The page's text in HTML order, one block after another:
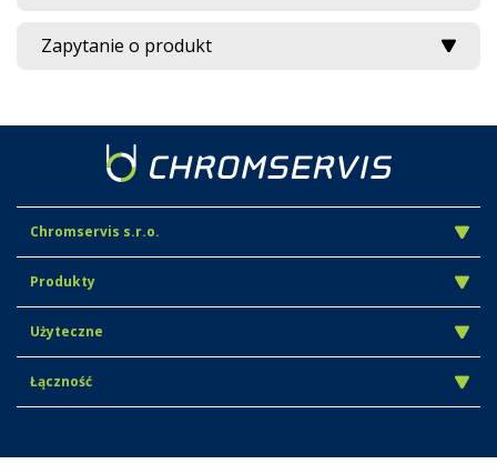
Zapytanie o produkt
Chromservis s.r.o.
Produkty
Użyteczne
Łączność